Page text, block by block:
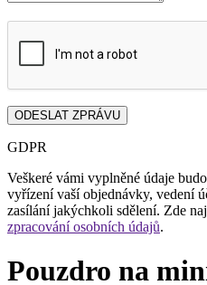
GDPR
Veškeré vámi vyplněné údaje
vyřízení vaší objednávky, vedení
zasílání jakýchkoli sdělení. Zde
zpracování osobních údajů.
Pouzdro na